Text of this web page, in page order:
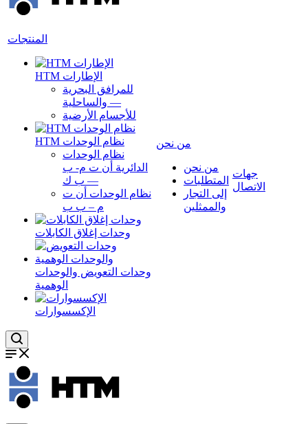
المنتجات
HTM الإطارات
للمرافق البحرية
والساحلية —
للأجسام الأرضية
HTM نظام الوحدات
نظام الوحدات
الدائرية أن ت م- ب
ب ك —
نظام الوحدات أن ت
م – ب ب
وحدات إغلاق الكابلات
وحدات التعويض والوحدات
الوهمية
الإكسسوارات
من نحن
من نحن
المتطلبات
إلى التجار
والممثلين
جهات
الاتصال